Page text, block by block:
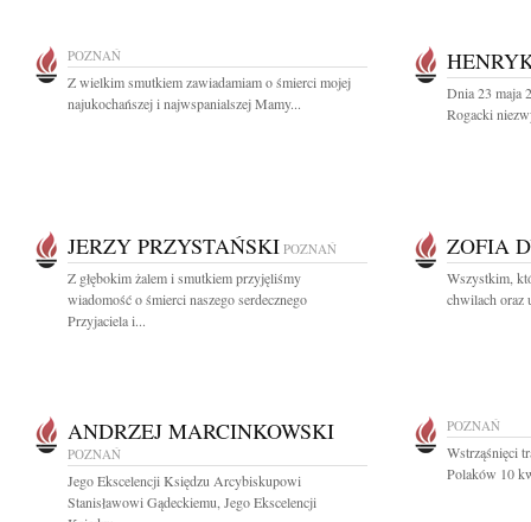
POZNAŃ
Z wielkim smutkiem zawiadamiam o śmierci mojej
najukochańszej i najwspanialszej Mamy...
Dnia 23 maja
Rogacki
JERZY PRZYSTAŃSKI POZNAŃ
Z głębokim żalem i smutkiem przyjęliśmy
wiadomość o śmierci naszego serdecznego
Przyjaciela i...
ZOFIA
Wszystkim,
chwilach oraz
ANDRZEJ MARCINKOWSKI
POZNAŃ
Jego Ekscelencji Księdzu Arcybiskupowi
Stanisławowi Gądeckiemu, Jego Ekscelencji
POZNAŃ
Wstrząśnięci
Polaków 10